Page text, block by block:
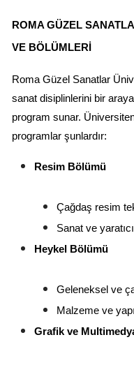
ROMA GÜZEL
VE BÖLÜMLERI
Roma Güzel Sanatlar
sanat disiplinlerini bir
program sunar.
programlar şunlardır:
Resim Bölümü
Çağdaş resim
Sanat ve
Heykel Bölümü
Geleneksel ve
Malzeme ve
Grafik ve